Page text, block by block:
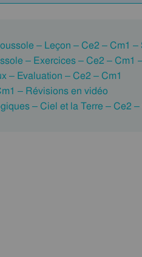
– Leçon – Ce2 – Cm1
– Exercices – Ce2 – Cm1
– Evaluation – Ce2 – Cm1
– Révisions en vidéo
– Ciel et la Terre – Ce2